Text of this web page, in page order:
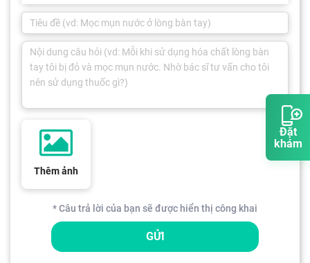
Đặt
khám
Thêm ảnh
* Câu trả lời của bạn sẽ được hiển thị công khai
GỬI